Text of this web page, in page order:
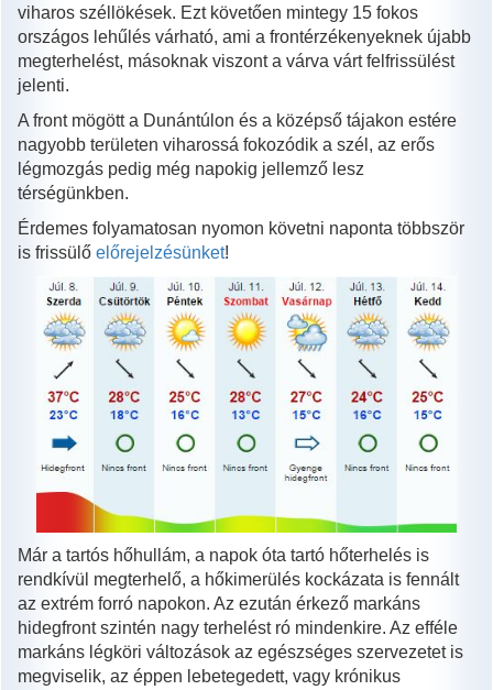
viharos széllökések. Ezt követően mintegy 15 fokos
országos lehűlés várható, ami a frontérzékenyeknek újabb
megterhelést, másoknak viszont a várva várt felfrissülést
jelenti.
A front mögött a Dunántúlon és a középső tájakon estére
nagyobb területen viharossá fokozódik a szél, az erős
légmozgás pedig még napokig jellemző lesz
térségünkben.
Érdemes folyamatosan nyomon követni naponta többször
is frissülő előrejelzésünket!
Már a tartós hőhullám, a napok óta tartó hőterhelés is
rendkívül megterhelő, a hőkimerülés kockázata is fennált
az extrém forró napokon. Az ezután érkező markáns
hidegfront szintén nagy terhelést ró mindenkire. Az efféle
markáns légköri változások az egészséges szervezetet is
megviselik, az éppen lebetegedett, vagy krónikus